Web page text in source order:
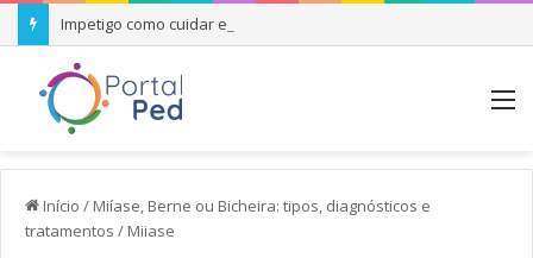
Impetigo como cuidar e quando se preocupar
Início / Miíase, Berne ou Bicheira: tipos, diagnósticos e
tratamentos / Miiase